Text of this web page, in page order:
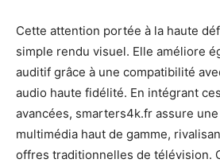
Cette attention portée à la haute
simple rendu visuel. Elle améliore
auditif grâce à une compatibilité
audio haute fidélité. En intégrant
avancées, smarters4k.fr assure
multimédia haut de gamme,
offres traditionnelles de télévision.